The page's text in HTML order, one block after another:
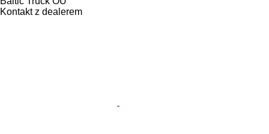
Kontakt z dealerem